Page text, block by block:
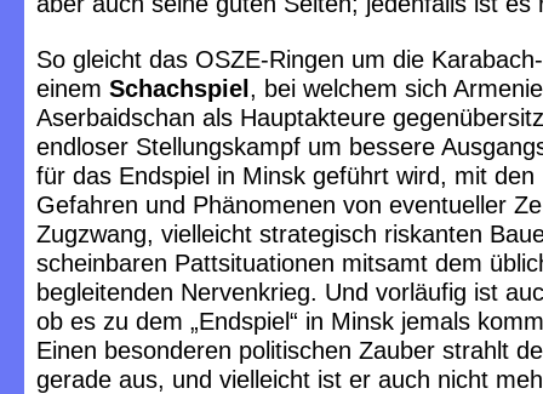
So gleicht das OSZE-Ringen um die
einem Schachspiel , bei welchem sich
Aserbaidschan als Hauptakteure
endloser Stellungskampf um bessere
für das Endspiel in Minsk geführt wird, mit den
Gefahren und Phänomenen von eventueller
Zugzwang, vielleicht strategisch riskanten
scheinbaren Pattsituationen mitsamt dem
begleitenden Nervenkrieg. Und vorläufig ist
ob es zu dem „Endspiel“ in Minsk jemals
Einen besonderen politischen Zauber strahlt
gerade aus, und vielleicht ist er auch nicht